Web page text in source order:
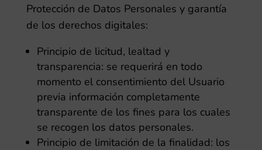
Protección de Datos Personales y garantía
de los derechos digitales:
Principio de licitud, lealtad y
transparencia: se requerirá en todo
momento el consentimiento del Usuario
previa información completamente
transparente de los fines para los cuales
se recogen los datos personales.
Principio de limitación de la finalidad: los